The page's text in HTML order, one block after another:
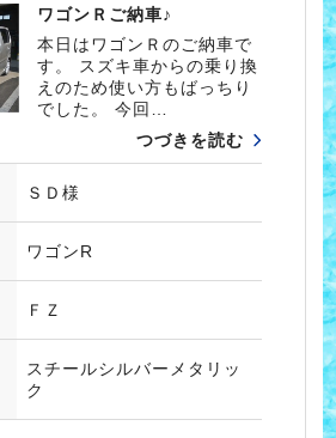
ワゴンＲご納車♪
本日はワゴンＲのご納車で
す。 スズキ車からの乗り換
えのため使い方もばっちり
でした。 今回…
つづきを読む
ＳＤ様
ワゴンR
ＦＺ
スチールシルバーメタリッ
ク